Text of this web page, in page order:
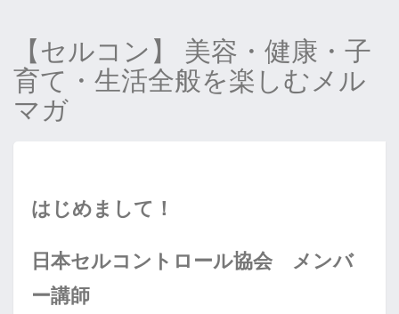
【セルコン】 美容・健康・子
育て・生活全般を楽しむメル
マガ
はじめまして！
日本セルコントロール協会 メンバ
ー講師